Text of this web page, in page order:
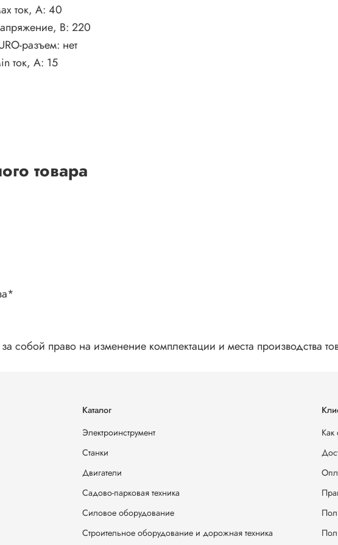
ток, А: 40
В: 220
разъем: нет
ток, А: 15
товара
*
собой право на изменение комплектации и места производства
Каталог
Электроинструмент
Станки
Двигатели
Садово-парковая техника
Силовое оборудование
Строительное оборудование и дорожная техника
Как